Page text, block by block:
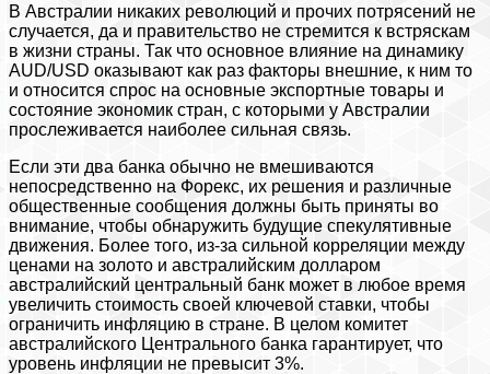
В Австралии никаких революций и прочих потрясений не
случается, да и правительство не стремится к встряскам
в жизни страны. Так что основное влияние на динамику
AUD/USD оказывают как раз факторы внешние, к ним то
и относится спрос на основные экспортные товары и
состояние экономик стран, с которыми у Австралии
прослеживается наиболее сильная связь.
Если эти два банка обычно не вмешиваются
непосредственно на Форекс, их решения и различные
общественные сообщения должны быть приняты во
внимание, чтобы обнаружить будущие спекулятивные
движения. Более того, из-за сильной корреляции между
ценами на золото и австралийским долларом
австралийский центральный банк может в любое время
увеличить стоимость своей ключевой ставки, чтобы
ограничить инфляцию в стране. В целом комитет
австралийского Центрального банка гарантирует, что
уровень инфляции не превысит 3%.